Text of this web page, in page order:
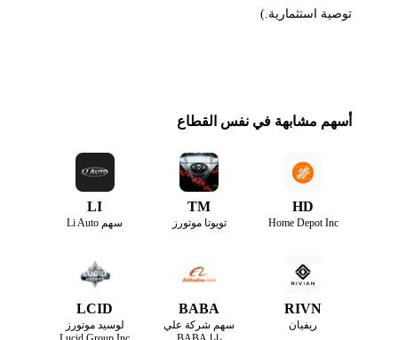
توصية استثمارية.)
أسهم مشابهة في نفس القطاع
HD
Home Depot Inc
TM
تويوتا موتورز
LI
سهم Li Auto
RIVN
ريفيان
BABA
سهم شركة علي
LCID
لوسيد موتورز